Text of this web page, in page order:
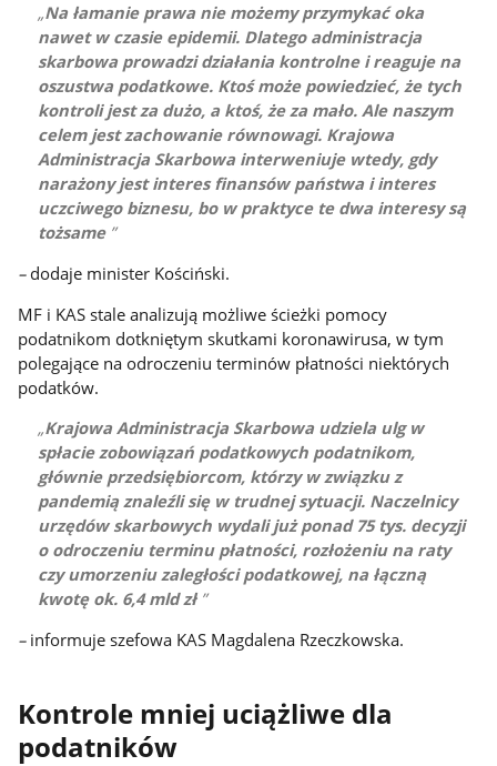
Na łamanie prawa nie możemy przymykać oka
nawet w czasie epidemii. Dlatego administracja
skarbowa prowadzi działania kontrolne i reaguje na
oszustwa podatkowe. Ktoś może powiedzieć, że tych
kontroli jest za dużo, a ktoś, że za mało. Ale naszym
celem jest zachowanie równowagi. Krajowa
Administracja Skarbowa interweniuje wtedy, gdy
narażony jest interes finansów państwa i interes
uczciwego biznesu, bo w praktyce te dwa interesy są
tożsame
– dodaje minister Kościński.
MF i KAS stale analizują możliwe ścieżki pomocy
podatnikom dotkniętym skutkami koronawirusa, w tym
polegające na odroczeniu terminów płatności niektórych
podatków.
Krajowa Administracja Skarbowa udziela ulg w
spłacie zobowiązań podatkowych podatnikom,
głównie przedsiębiorcom, którzy w związku z
pandemią znaleźli się w trudnej sytuacji. Naczelnicy
urzędów skarbowych wydali już ponad 75 tys. decyzji
o odroczeniu terminu płatności, rozłożeniu na raty
czy umorzeniu zaległości podatkowej, na łączną
kwotę ok. 6,4 mld zł
– informuje szefowa KAS Magdalena Rzeczkowska.
Kontrole mniej uciążliwe dla
podatników